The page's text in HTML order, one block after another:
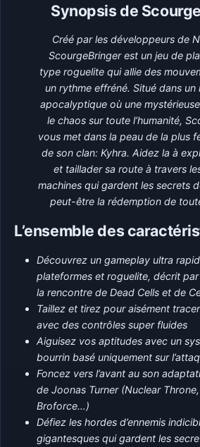
Synopsis de
Créé par les développeurs de
ScourgeBringer est un jeu de
type roguelite qui allie des
un rythme effréné. Situé dans
apocalyptique où une
le chaos sur toute l’humanité,
vous met dans la peau de la plus
de son clan: Kyhra. Aidez la à
et taillader sa route à travers
machines qui gardent les secrets
peut-être la rédemption de
L’ensemble des
Découvrez un gameplay ultra
plateformes et roguelite, décrit
la rencontre de Dead Cells et de
Taillez et tirez pour aisément
avec des contrôles super fluides
Aiguisez vos aptitudes avec un
bourrin basé uniquement sur
Foncez vers l’avant au son
de Joonas Turner (Nuclear
Broforce…)
Défiez les hordes d’ennemis
gigantesques qui gardent les